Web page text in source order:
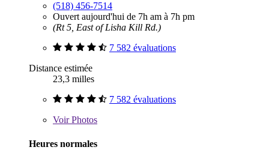
(518) 456-7514
Ouvert aujourd'hui de 7h am à 7h pm
(Rt 5, East of Lisha Kill Rd.)
7 582 évaluations
Distance estimée
23,3 milles
7 582 évaluations
VoirPhotos
Heures normales